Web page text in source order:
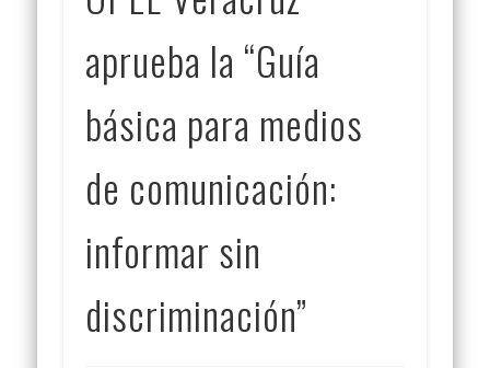
aprueba la “Guía
básica para medios
de comunicación:
informar sin
discriminación”